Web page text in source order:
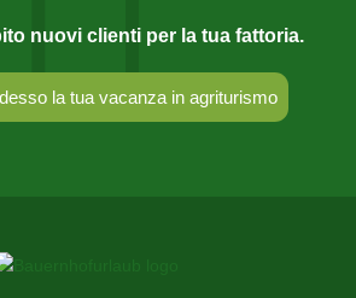
nuovi clienti per la tua fattoria.
la tua vacanza in agriturismo